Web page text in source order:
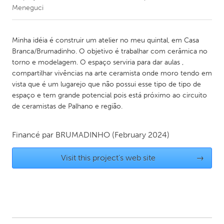
CANADA
Amherstburg
Kingston
Kitchener-Waterloo
New Glasgow
Newmarket
Ottawa
South Shore
Toronto
Kuala Lumpur
Meneguci
Minha idéia é construir um atelier no meu quintal, em Casa
Branca/Brumadinho. O objetivo é trabalhar com cerâmica no
torno e modelagem. O espaço serviria para dar aulas ,
compartilhar vivências na arte ceramista onde moro tendo em
vista que é um lugarejo que não possui esse tipo de tipo de
espaço e tem grande potencial pois está próximo ao circuito
de ceramistas de Palhano e região.
Financé par BRUMADINHO (February 2024)
Visit this project's web site →